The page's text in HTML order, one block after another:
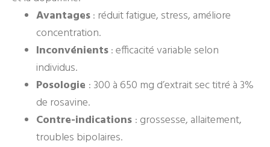
Avantages: réduit fatigue, stress, améliore
concentration.
Inconvénients: efficacité variable selon
individus.
Posologie : 300 à 650 mg d’extrait sec titré à 3%
de rosavine.
Contre-indications : grossesse, allaitement,
troubles bipolaires.